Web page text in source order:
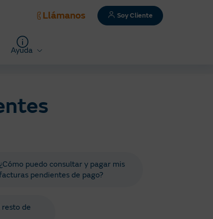
Llámanos Soy Cliente
Ayuda
puedo consultar y pagar mis
pendientes de pago?
resto de